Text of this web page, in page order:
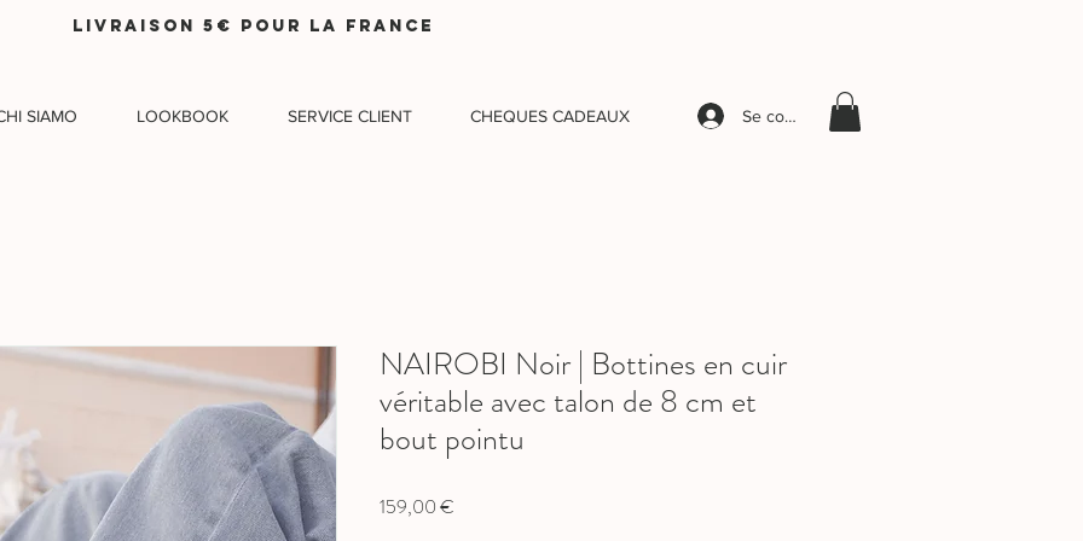
LIVRAISON 5€ pour lA FRANCE
SIAMO LOOKBOOK SERVICE CLIENT CHEQUES CADEAUX Se connecter
NAIROBI Noir | Bottines en cuir
véritable avec talon de 8 cm et
bout pointu
159,00 €